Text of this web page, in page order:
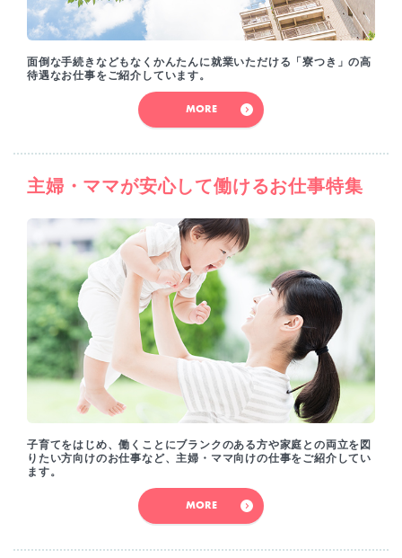
面倒な手続きなどもなくかんたんに就業いただける「寮つき」の高
待遇なお仕事をご紹介しています。
MORE
主婦・ママが安心して働けるお仕事特集
子育てをはじめ、働くことにブランクのある方や家庭との両立を図
りたい方向けのお仕事など、主婦・ママ向けの仕事をご紹介してい
ます。
MORE